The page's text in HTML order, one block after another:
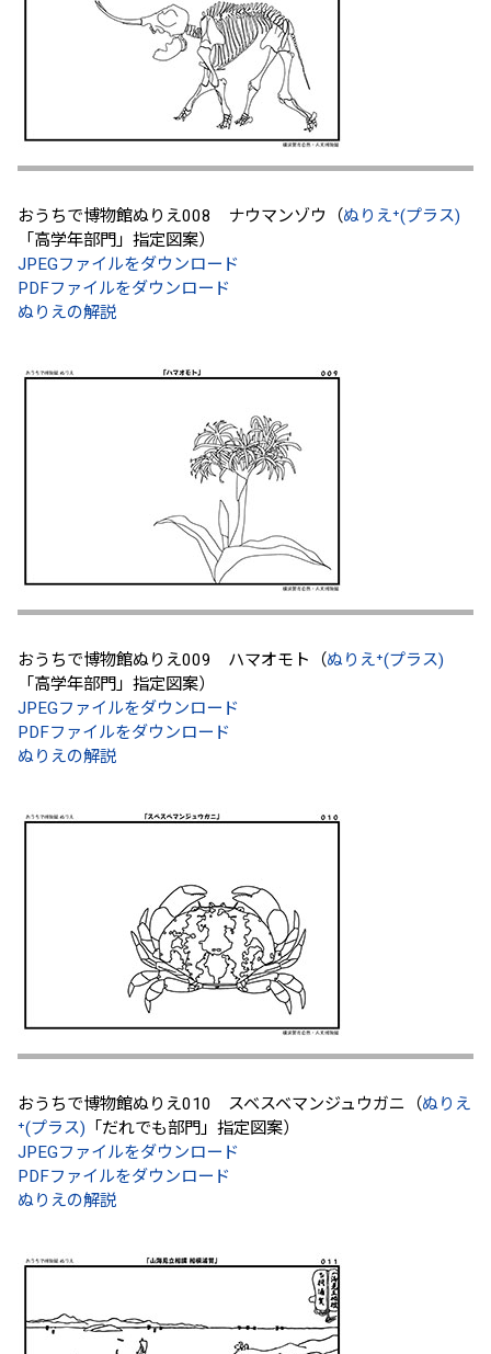
おうちで博物館ぬりえ008 ナウマンゾウ（ぬりえ⁺(プラス)
「高学年部門」指定図案）
JPEGファイルをダウンロード
PDFファイルをダウンロード
ぬりえの解説
おうちで博物館ぬりえ009 ハマオモト（ぬりえ⁺(プラス)
「高学年部門」指定図案）
JPEGファイルをダウンロード
PDFファイルをダウンロード
ぬりえの解説
おうちで博物館ぬりえ010 スベスベマンジュウガニ（ぬりえ
⁺(プラス) 「だれでも部門」指定図案）
JPEGファイルをダウンロード
PDFファイルをダウンロード
ぬりえの解説